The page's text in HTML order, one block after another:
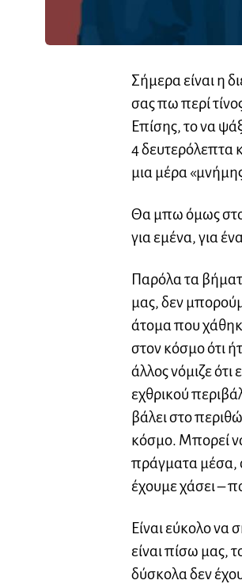
Σήμερα είναι η
σας πω περί
Επίσης, το να
4 δευτερόλεπτα
μια μέρα
Θα μπω όμως
για εμένα, για
Παρόλα τα
μας, δεν
άτομα που
στον κόσμο ότι
άλλος νόμιζε
εχθρικού
βάλει στο
κόσμο. Μπορεί
πράγματα μέσα,
έχουμε χάσει –
Είναι εύκολο να
είναι πίσω μας,
δύσκολα δεν